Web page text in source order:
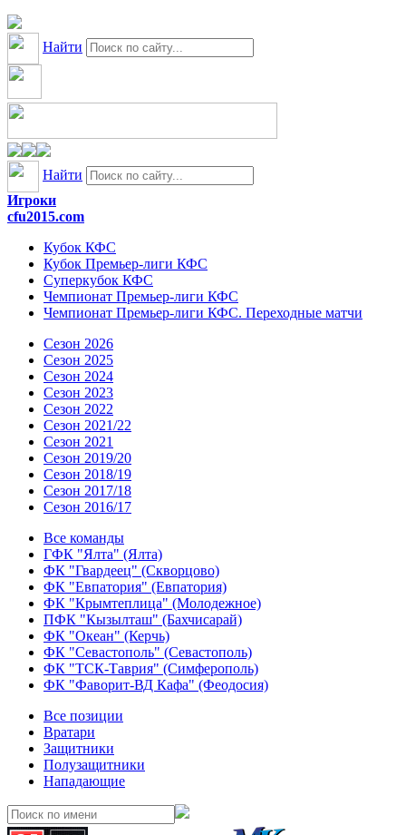
Найти
Найти
Игроки
cfu2015.com
Кубок КФС
Кубок Премьер-лиги КФС
Суперкубок КФС
Чемпионат Премьер-лиги КФС
Чемпионат Премьер-лиги КФС. Переходные матчи
Сезон 2026
Сезон 2025
Сезон 2024
Сезон 2023
Сезон 2022
Сезон 2021/22
Сезон 2021
Сезон 2019/20
Сезон 2018/19
Сезон 2017/18
Сезон 2016/17
Все команды
ГФК "Ялта" (Ялта)
ФК "Гвардеец" (Скворцово)
ФК "Евпатория" (Евпатория)
ФК "Крымтеплица" (Молодежное)
ПФК "Кызылташ" (Бахчисарай)
ФК "Океан" (Керчь)
ФК "Севастополь" (Севастополь)
ФК "ТСК-Таврия" (Симферополь)
ФК "Фаворит-ВД Кафа" (Феодосия)
Все позиции
Вратари
Защитники
Полузащитники
Нападающие